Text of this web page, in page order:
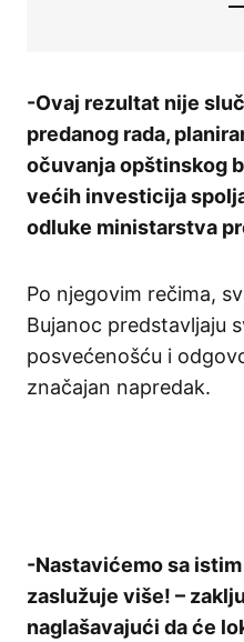
-Ovaj rezultat nije
predanog rada,
očuvanja opštinskog
većih investicija
odluke ministarstva
Po njegovim rečima,
Bujanoc predstavljaju
posvećenošću i
značajan napredak.
-Nastavićemo sa
zaslužuje više! –
naglašavajući da će